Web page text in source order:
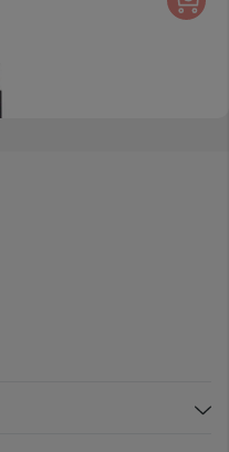
Dual Band Os-0235